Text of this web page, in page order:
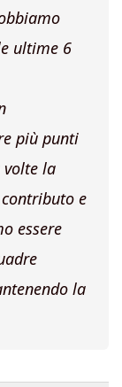
ultime 6
più punti
volte la
e
essere
la